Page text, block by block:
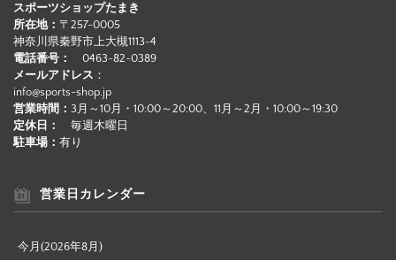
スポーツショップたまき
所在地： 〒257-0005
神奈川県秦野市上大槻1113-4
電話番号：
0463-82-0389
メールアドレス ：
info@sports-shop.jp
営業時間： 3月～10月・10:00～20:00、11月～2月・10:00～19:30
定休日：
毎週木曜日
駐車場： 有り
営業日カレンダー
今月(2026年8月)